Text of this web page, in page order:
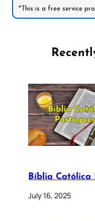
*This is a free service
Bíblia Católica
July 16, 2025